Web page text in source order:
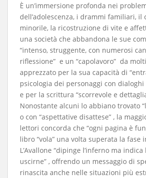
​È un’immersione profonda nei
dell’adolescenza, i drammi familiari, il
minorile, la ricostruzione di vite e
una società che abbandona le sue
“intenso, struggente, con numerosi
riflessione” e un “capolavoro” da
apprezzato per la sua capacità di
psicologia dei personaggi con
e per la scrittura “scorrevole e
Nonostante alcuni lo abbiano trovato
o con “aspettative disattese” , la
lettori concorda che “ogni pagina è
libro “vola” una volta superata la fase
L’Avallone “dipinge l’inferno ma
uscirne” , offrendo un messaggio di
rinascita anche nelle situazioni più